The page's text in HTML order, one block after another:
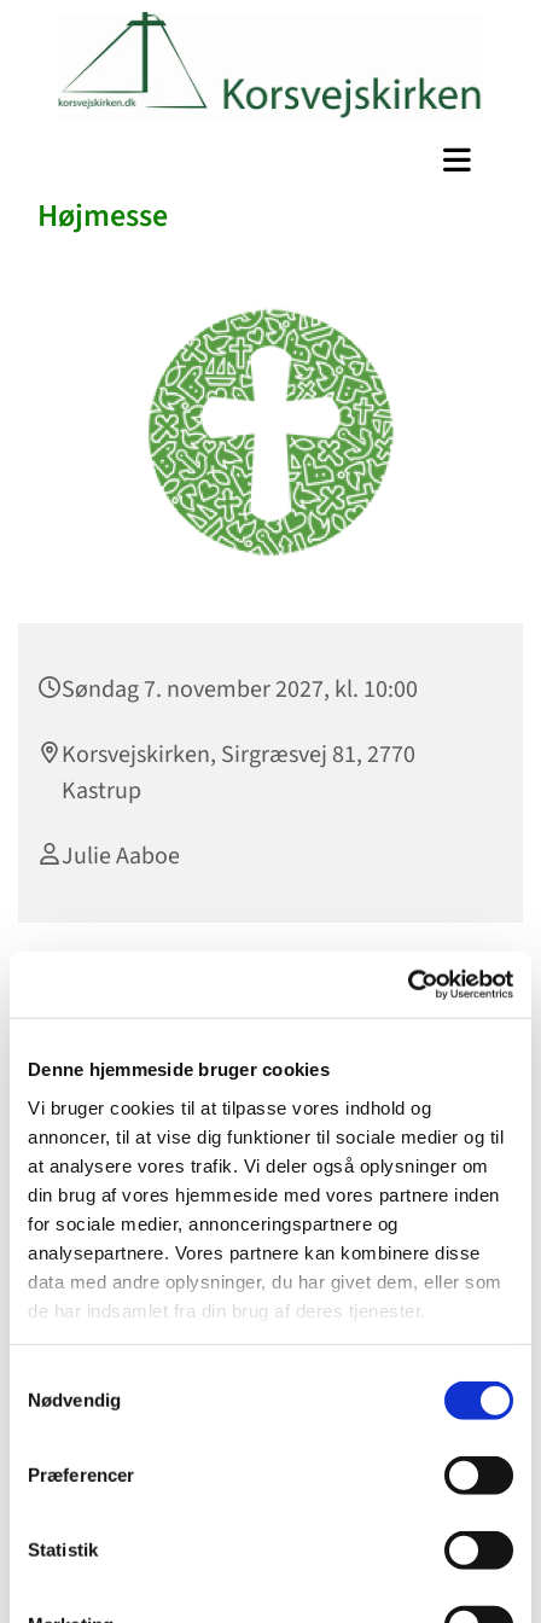
Denne hjemmeside bruger cookies
Vi bruger cookies til at tilpasse vores indhold og
annoncer, til at vise dig funktioner til sociale medier og til
at analysere vores trafik. Vi deler også oplysninger om
din brug af vores hjemmeside med vores partnere inden
for sociale medier, annonceringspartnere og
analysepartnere. Vores partnere kan kombinere disse
data med andre oplysninger, du har givet dem, eller som
de har indsamlet fra din brug af deres tjenester.
Nødvendig
Præferencer
Statistik
Højmesse
Søndag 7. november 2027, kl. 10:00
Korsvejskirken, Sirgræsvej 81, 2770
Kastrup
Julie Aaboe
Du vil måske også kunne lide...